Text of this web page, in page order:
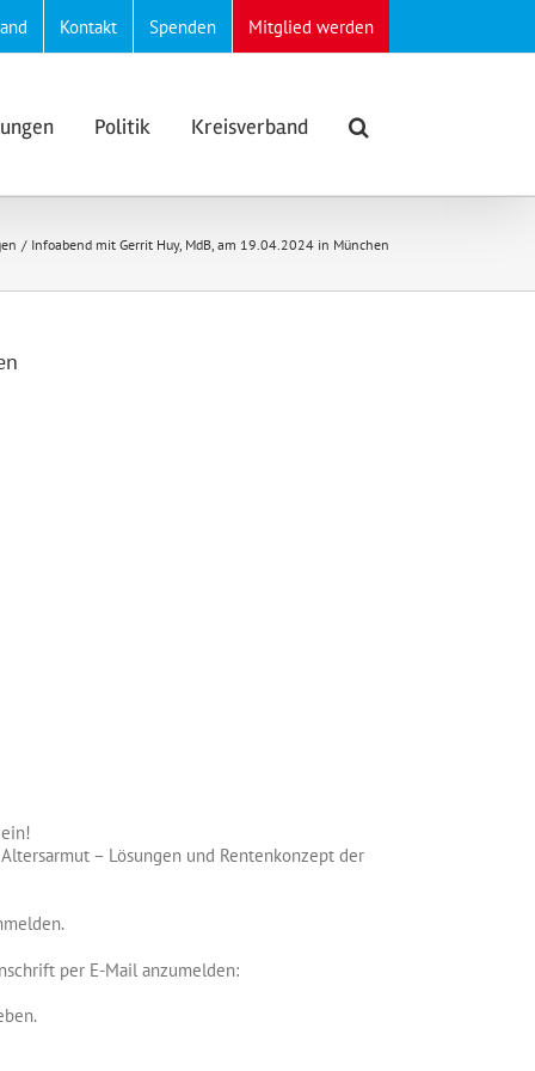
Kontakt Spenden Mitglied werden
Politik Kreisverband
Infoabend mit Gerrit Huy, MdB, am 19.04.2024 in München
– Lösungen und Rentenkonzept der
per E-Mail anzumelden: